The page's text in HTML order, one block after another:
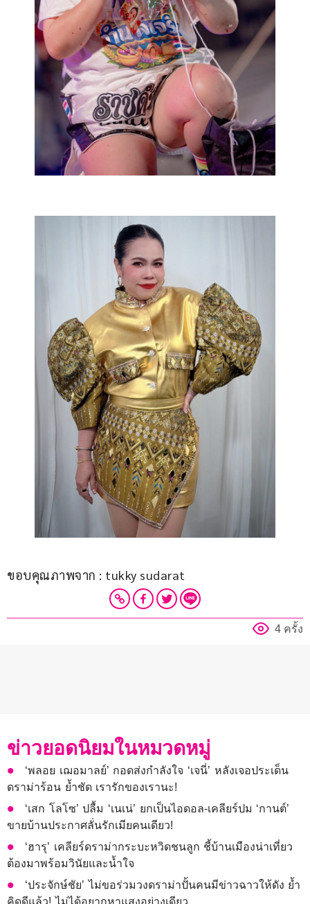
ขอบคุณภาพจาก : tukky sudarat
4 ครั้ง
ข่าวยอดนิยมในหมวดหมู่
‘พลอย เฌอมาลย์’ กอดส่งกำลังใจ ‘เจนี่’ หลังเจอประเด็น
ดราม่าร้อน ย้ำชัด เรารักของเรานะ!
‘เสก โลโซ’ ปลื้ม ‘เนเน่’ ยกเป็นไอดอล-เคลียร์ปม ‘กานต์’
ขายบ้านประกาศลั่นรักเมียคนเดียว!
‘ฮารุ’ เคลียร์ดราม่ากระบะหวิดชนลูก ชี้บ้านเมืองน่าเที่ยว
ต้องมาพร้อมวินัยและน้ำใจ
‘ประจักษ์ชัย’ ไม่ขอร่วมวงดราม่าปั้นคนมีข่าวฉาวให้ดัง ย้ำ
คิดดีแล้ว! ไม่ได้อยากหาแสงอย่างเดียว